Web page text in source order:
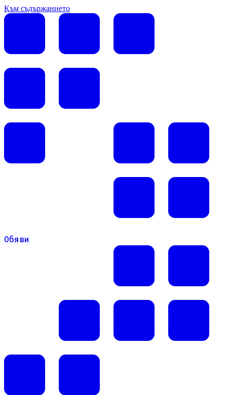
Към съдържанието
Обяви